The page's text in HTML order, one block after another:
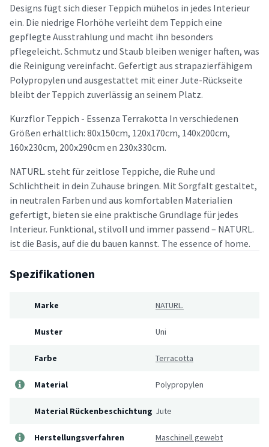
Designs fügt sich dieser Teppich mühelos in jedes Interieur
ein. Die niedrige Florhöhe verleiht dem Teppich eine
gepflegte Ausstrahlung und macht ihn besonders
pflegeleicht. Schmutz und Staub bleiben weniger haften, was
die Reinigung vereinfacht. Gefertigt aus strapazierfähigem
Polypropylen und ausgestattet mit einer Jute-Rückseite
bleibt der Teppich zuverlässig an seinem Platz.
Kurzflor Teppich - Essenza Terrakotta In verschiedenen
Größen erhältlich: 80x150cm, 120x170cm, 140x200cm,
160x230cm, 200x290cm en 230x330cm.
NATURL. steht für zeitlose Teppiche, die Ruhe und
Schlichtheit in dein Zuhause bringen. Mit Sorgfalt gestaltet,
in neutralen Farben und aus komfortablen Materialien
gefertigt, bieten sie eine praktische Grundlage für jedes
Interieur. Funktional, stilvoll und immer passend – NATURL.
ist die Basis, auf die du bauen kannst. The essence of home.
Spezifikationen
Marke NATURL.
Muster Uni
Farbe Terracotta
Material Polypropylen
Material Rückenbeschichtung Jute
Herstellungsverfahren Maschinell gewebt